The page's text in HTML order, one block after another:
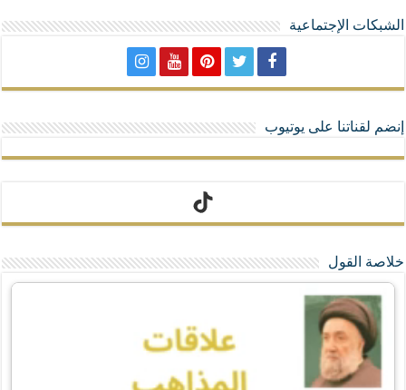
الشبكات الإجتماعية
إنضم لقناتنا على يوتيوب
تيك توك
خلاصة القول